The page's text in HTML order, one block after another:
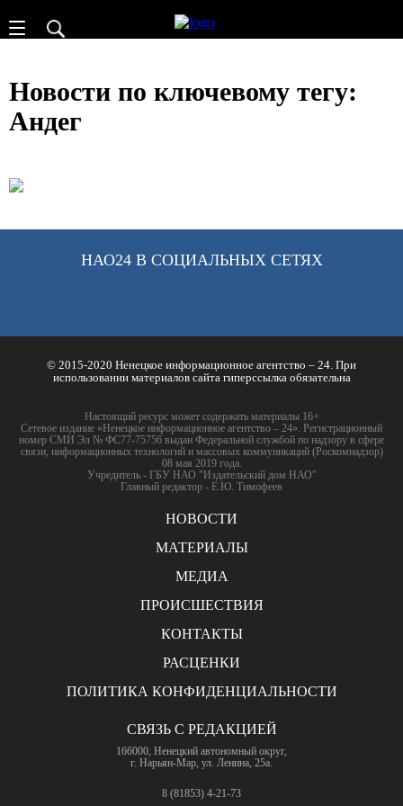
Новости по ключевому тегу:
Андег
НАО24 В СОЦИАЛЬНЫХ СЕТЯХ
© 2015-2020 Ненецкое информационное агентство – 24. При
использовании материалов сайта гиперссылка обязательна
Настоящий ресурс может содержать материалы 16+
Сетевое издание «Ненецкое информационное агентство – 24». Регистрационный
номер СМИ Эл № ФС77-75756 выдан Федеральной службой по надзору в сфере
связи, информационных технологий и массовых коммуникаций (Роскомнадзор)
08 мая 2019 года.
Учредитель - ГБУ НАО "Издательский дом НАО"
Главный редактор - Е.Ю. Тимофеев
НОВОСТИ
МАТЕРИАЛЫ
МЕДИА
ПРОИСШЕСТВИЯ
КОНТАКТЫ
РАСЦЕНКИ
ПОЛИТИКА КОНФИДЕНЦИАЛЬНОСТИ
СВЯЗЬ С РЕДАКЦИЕЙ
166000, Ненецкий автономный округ,
г. Нарьян-Мар, ул. Ленина, 25а.
8 (81853) 4-21-73